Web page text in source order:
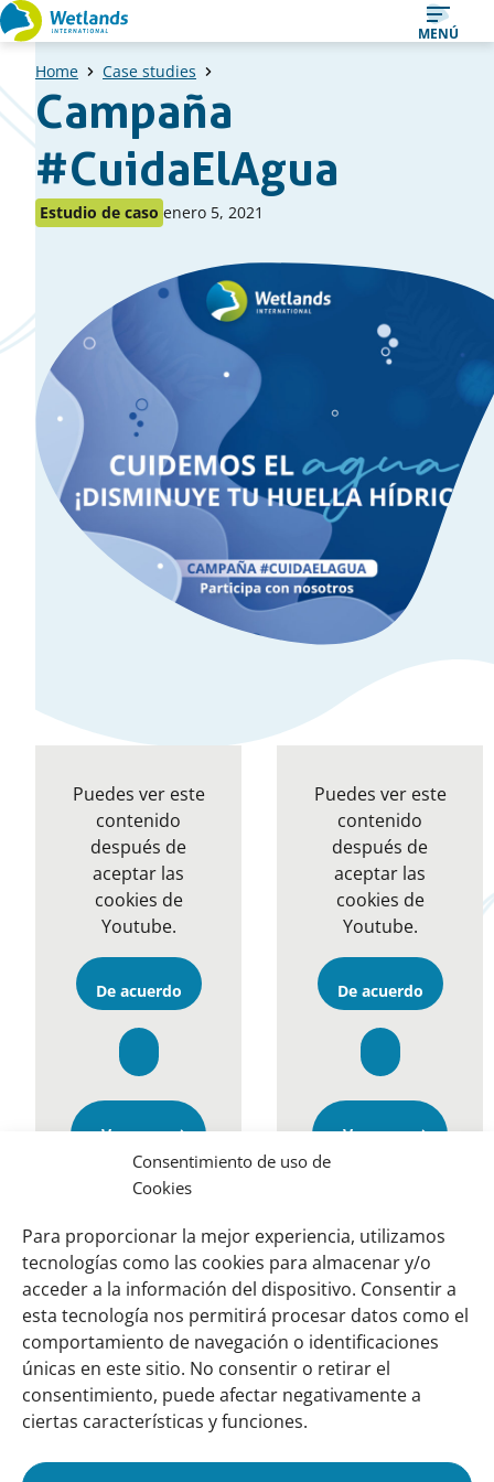
Consentimiento de uso de
Cookies
Para proporcionar la mejor experiencia, utilizamos
tecnologías como las cookies para almacenar y/o
acceder a la información del dispositivo. Consentir a
esta tecnología nos permitirá procesar datos como el
comportamiento de navegación o identificaciones
únicas en este sitio. No consentir o retirar el
consentimiento, puede afectar negativamente a
ciertas características y funciones.
Ir
al
contenido
MENÚ
Home Case studies
Campaña
#CuidaElAgua
Publicado
Estudio de caso Publicado
enero 5, 2021
Puedes ver este
contenido
después de
aceptar las
cookies de
Youtube.
De acuerdo
Ver en Opens
a
new
window
Puedes ver este
contenido
después de
aceptar las
cookies de
Youtube.
De acuerdo
Ver en Opens
Links
importantes
Sobre nosotros
Nuestra red
Misión y Visión